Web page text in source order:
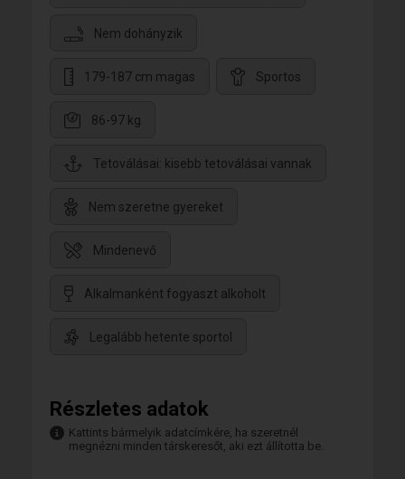
Nem dohányzik
179-187 cm magas Sportos
86-97 kg
Tetoválásai: kisebb tetoválásai vannak
Nem szeretne gyereket
Mindenevő
Alkalmanként fogyaszt alkoholt
Legalább hetente sportol
Részletes adatok
Kattints bármelyik adatcímkére, ha szeretnél
megnézni minden társkeresőt, aki ezt állította be.